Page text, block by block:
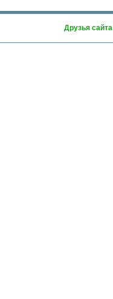
Друзья сайта